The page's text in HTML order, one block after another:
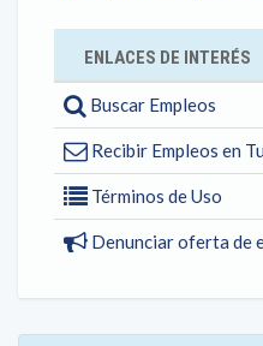
ENLACES DE INTERÉS
Buscar Empleos
Recibir Empleos en
Términos de Uso
Denunciar oferta de